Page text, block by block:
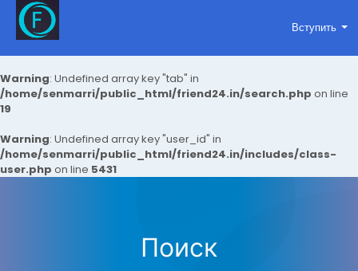
Warning: Undefined array key "tab" in
/home/senmarri/public_html/friend24.in/search.php on line
19
Warning: Undefined array key "user_id" in
/home/senmarri/public_html/friend24.in/includes/class-
user.php on line 5431
Вступить
Поиск